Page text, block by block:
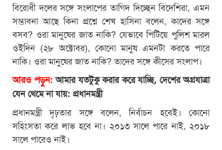
বিরোধী দলের সঙ্গে সংলাপের তাগিদ দিচ্ছেন বিদেশিরা, এমন
সম্ভাবনা আছে কিনা প্রশ্নে শেখ হাসিনা বলেন, কাদের সঙ্গে
বসব? ওরা মানুষের জাত নাকি? যেভাবে পিটিয়ে পুলিশ মারল
ওইদিন (২৮ অক্টোবর), কোনো মানুষ এমনটা করতে পারে
নাকি। ওরা মানুষের জাত নাকি? তাদের সঙ্গে কীসের সংলাপ।
আরও পড়ুন:আমার যতটুকু করার করে যাচ্ছি, দেশের অগ্রযাত্রা
যেন থেমে না যায়: প্রধানমন্ত্রী
প্রধানমন্ত্রী দৃঢ়তার সঙ্গে বলেন, নির্বাচন হবেই। কোনো
সহিংসতা করে লাভ হবে না। ২০১৩ সালে পারে নাই, ২০১৮
সালে পারেও নাই।